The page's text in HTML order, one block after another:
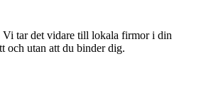
Vi tar det vidare till lokala firmor i din
utan att du binder dig.